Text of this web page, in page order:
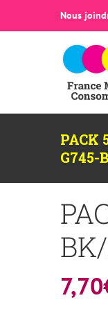
Nous
PACK
G745-
7,70